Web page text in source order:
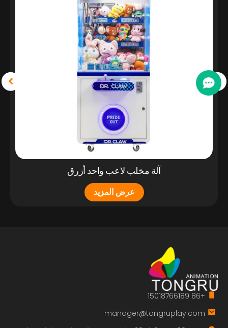
آلة مخلب لاعب واحد أزرق
عرض المزيد
+86 15018766189
manager@tongruplay.com